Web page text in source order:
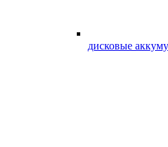
дисковые